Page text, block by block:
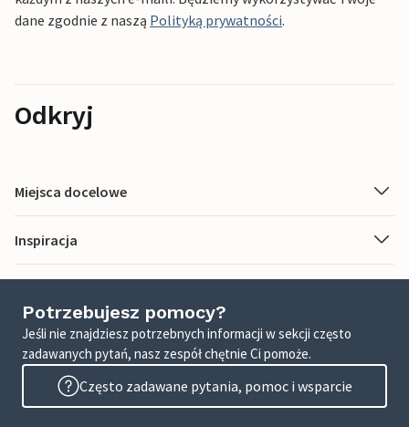
dane zgodnie z naszą Polityką prywatności.
Odkryj
Miejsca docelowe
Inspiracja
Potrzebujesz pomocy?
Jeśli nie znajdziesz potrzebnych informacji w sekcji często
zadawanych pytań, nasz zespół chętnie Ci pomoże.
Często zadawane pytania, pomoc i wsparcie